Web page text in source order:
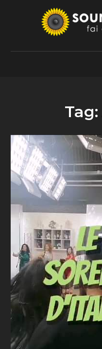
Soundflower.it
Fai Girare Musica
Tag: